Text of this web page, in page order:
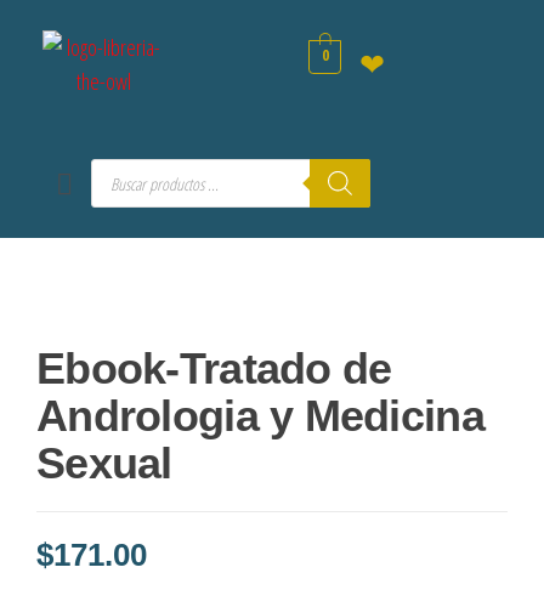
0 ❤
Ebook-Tratado de
Andrologia y Medicina
Sexual
$171.00